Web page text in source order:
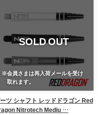
SOLD OUT
※会員さまは再入荷メールを受け
取れます。
ツ シャフト レッドドラゴン Red
Nitrotech Mediu …